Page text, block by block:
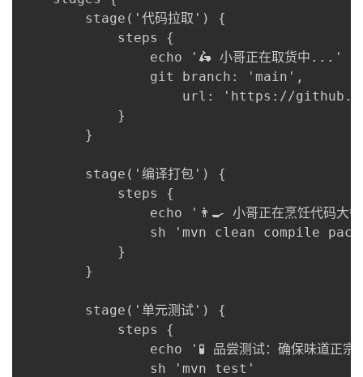
        stage('代码拉取') {
            steps {
                echo '🛵 小哥正在取货中...'
                git branch: 'main',
url: 'https://
            }
        }
        stage('编译打包') {
            steps {
echo '👨‍🍳 小哥正在烹饪代码大
sh 'mvn clean compile
            }
        }
        stage('单元测试') {
            steps {
                echo '🧪 品尝测试：确保味道正宗'
                sh 'mvn test'